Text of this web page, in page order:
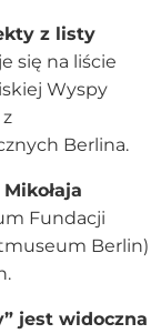
z listy
się na liście
Wyspy
Berlina.
Fundacji
Berlin)
jest widoczna